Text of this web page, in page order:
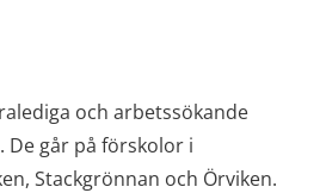
och arbetssökande
går på förskolor i
Stackgrönnan och Örviken.